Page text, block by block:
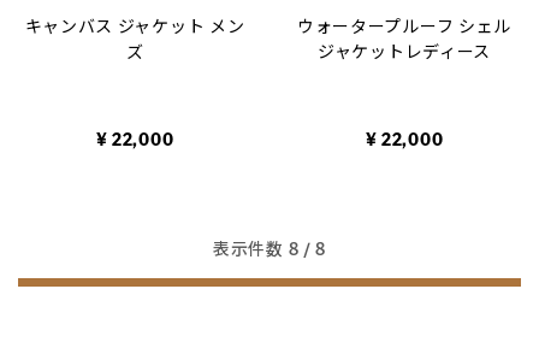
キャンバス ジャケット メン
ズ
¥ 22,000
ウォータープルーフ シェル
ジャケットレディース
¥ 22,000
表示件数 8 / 8